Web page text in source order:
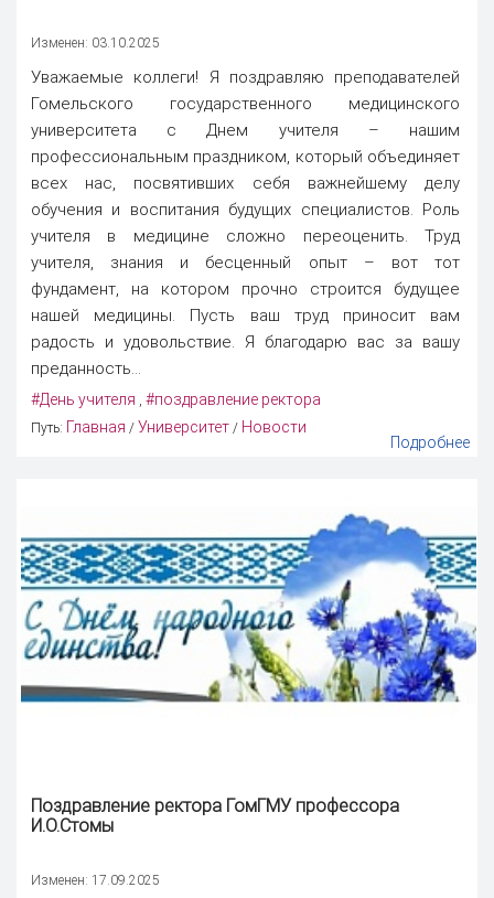
Изменен: 03.10.2025
Уважаемые коллеги! Я поздравляю преподавателей
Гомельского государственного медицинского
университета с Днем учителя – нашим
профессиональным праздником, который объединяет
всех нас, посвятивших себя важнейшему делу
обучения и воспитания будущих специалистов. Роль
учителя в медицине сложно переоценить. Труд
учителя, знания и бесценный опыт – вот тот
фундамент, на котором прочно строится будущее
нашей медицины. Пусть ваш труд приносит вам
радость и удовольствие. Я благодарю вас за вашу
преданность...
#День учителя , #поздравление ректора
Путь: Главная / Университет / Новости
Подробнее
Поздравление ректора ГомГМУ профессора
И.О.Стомы
Изменен: 17.09.2025